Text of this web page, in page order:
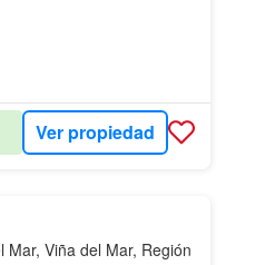
Ver propiedad
Viña del Mar, Región